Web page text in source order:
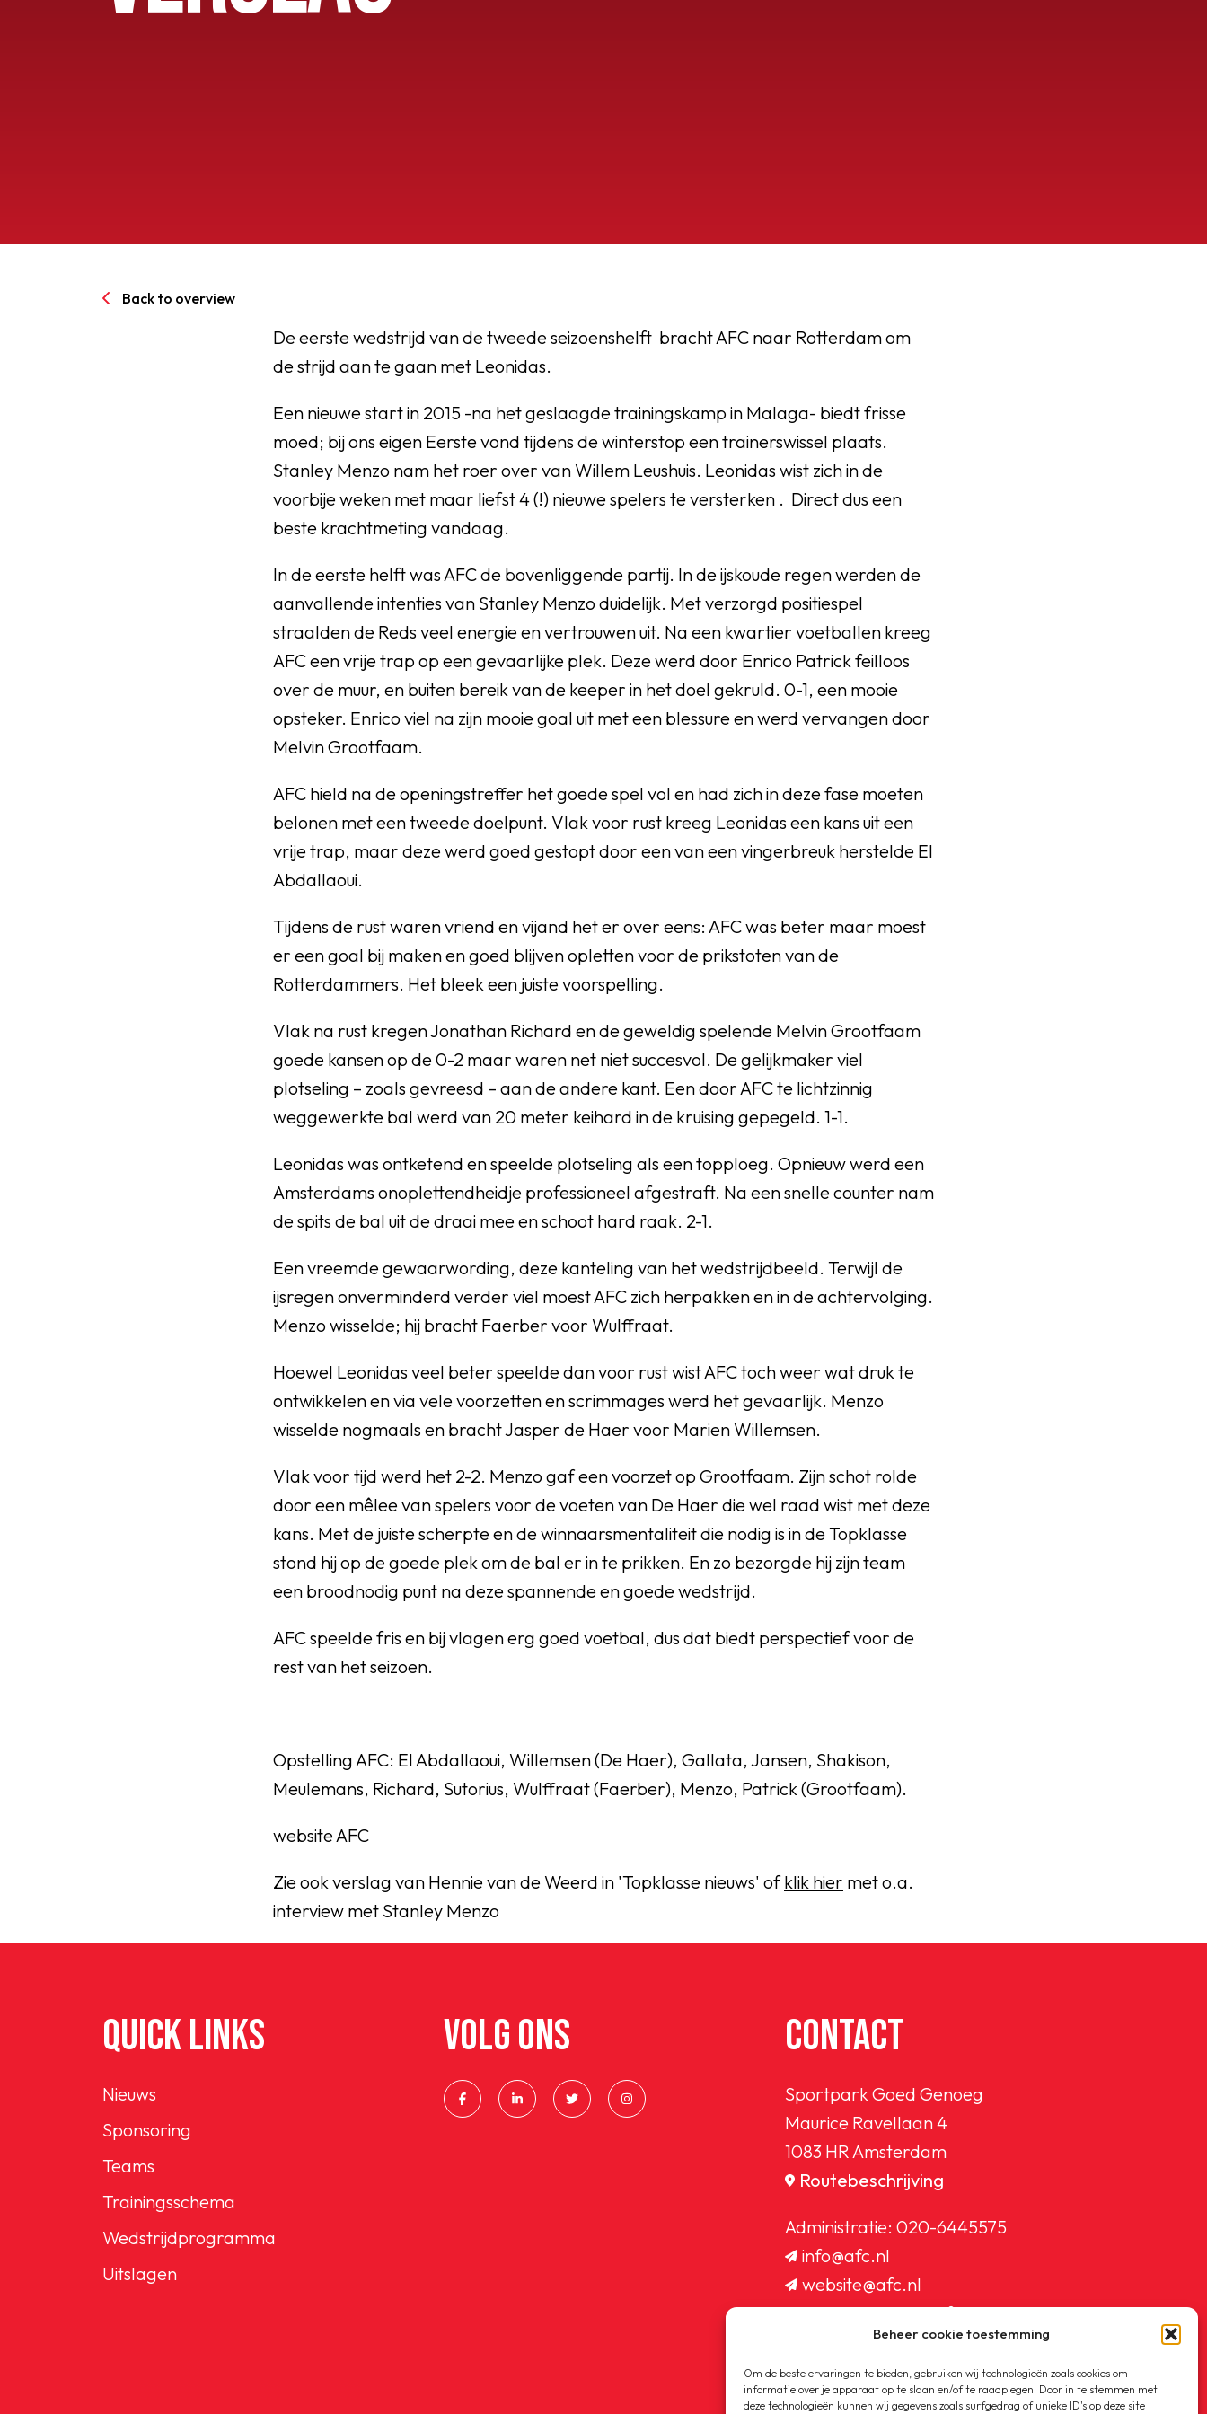
Beheer cookie toestemming
Om de beste ervaringen te bieden, gebruiken wij technologieën zoals cookies om
informatie over je apparaat op te slaan en/of te raadplegen. Door in te stemmen met
deze technologieën kunnen wij gegevens zoals surfgedrag of unieke ID's op deze site
Senioren
SPORTPARK GOED GENOEG
LIDMAATSCHAP
Back to overview
De eerste wedstrijd van de tweede seizoenshelft bracht AFC naar Rotterdam om
de strijd aan te gaan met Leonidas.
Een nieuwe start in 2015 -na het geslaagde trainingskamp in Malaga- biedt frisse
moed; bij ons eigen Eerste vond tijdens de winterstop een trainerswissel plaats.
Stanley Menzo nam het roer over van Willem Leushuis. Leonidas wist zich in de
voorbije weken met maar liefst 4 (!) nieuwe spelers te versterken . Direct dus een
beste krachtmeting vandaag.
In de eerste helft was AFC de bovenliggende partij. In de ijskoude regen werden de
aanvallende intenties van Stanley Menzo duidelijk. Met verzorgd positiespel
straalden de Reds veel energie en vertrouwen uit. Na een kwartier voetballen kreeg
AFC een vrije trap op een gevaarlijke plek. Deze werd door Enrico Patrick feilloos
over de muur, en buiten bereik van de keeper in het doel gekruld. 0-1, een mooie
opsteker. Enrico viel na zijn mooie goal uit met een blessure en werd vervangen door
Melvin Grootfaam.
AFC hield na de openingstreffer het goede spel vol en had zich in deze fase moeten
belonen met een tweede doelpunt. Vlak voor rust kreeg Leonidas een kans uit een
vrije trap, maar deze werd goed gestopt door een van een vingerbreuk herstelde El
Abdallaoui.
Tijdens de rust waren vriend en vijand het er over eens: AFC was beter maar moest
er een goal bij maken en goed blijven opletten voor de prikstoten van de
Rotterdammers. Het bleek een juiste voorspelling.
Vlak na rust kregen Jonathan Richard en de geweldig spelende Melvin Grootfaam
goede kansen op de 0-2 maar waren net niet succesvol. De gelijkmaker viel
plotseling – zoals gevreesd – aan de andere kant. Een door AFC te lichtzinnig
weggewerkte bal werd van 20 meter keihard in de kruising gepegeld. 1-1.
Leonidas was ontketend en speelde plotseling als een topploeg. Opnieuw werd een
Amsterdams onoplettendheidje professioneel afgestraft. Na een snelle counter nam
de spits de bal uit de draai mee en schoot hard raak. 2-1.
Een vreemde gewaarwording, deze kanteling van het wedstrijdbeeld. Terwijl de
ijsregen onverminderd verder viel moest AFC zich herpakken en in de achtervolging.
Menzo wisselde; hij bracht Faerber voor Wulffraat.
Hoewel Leonidas veel beter speelde dan voor rust wist AFC toch weer wat druk te
ontwikkelen en via vele voorzetten en scrimmages werd het gevaarlijk. Menzo
wisselde nogmaals en bracht Jasper de Haer voor Marien Willemsen.
Vlak voor tijd werd het 2-2. Menzo gaf een voorzet op Grootfaam. Zijn schot rolde
door een mêlee van spelers voor de voeten van De Haer die wel raad wist met deze
kans. Met de juiste scherpte en de winnaarsmentaliteit die nodig is in de Topklasse
stond hij op de goede plek om de bal er in te prikken. En zo bezorgde hij zijn team
een broodnodig punt na deze spannende en goede wedstrijd.
AFC speelde fris en bij vlagen erg goed voetbal, dus dat biedt perspectief voor de
rest van het seizoen.
Opstelling AFC: El Abdallaoui, Willemsen (De Haer), Gallata, Jansen, Shakison,
Meulemans, Richard, Sutorius, Wulffraat (Faerber), Menzo, Patrick (Grootfaam).
website AFC
Zie ook verslag van Hennie van de Weerd in 'Topklasse nieuws' ofklik hier met o.a.
interview met Stanley Menzo
QUICK LINKS
Nieuws
Sponsoring
Teams
Trainingsschema
Wedstrijdprogramma
Uitslagen
VOLG ONS CONTACT
Sportpark Goed Genoeg
Maurice Ravellaan 4
1083 HR Amsterdam
Routebeschrijving
Administratie: 020-6445575
info@afc.nl
website@afc.nl
wedstrijdzaken@afc.nl
ledenadministratie@afc.nl